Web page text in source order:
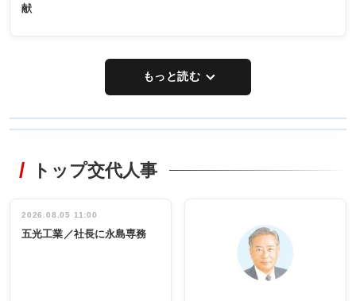
献
もっと読む
非鉄業界で
インタビュ
ー／社内ア
タックトレー
祝う 業界関
係者ら220人
出席
トップ交代人事
2026.08.05 11:00
五光工業／社長に永島専務